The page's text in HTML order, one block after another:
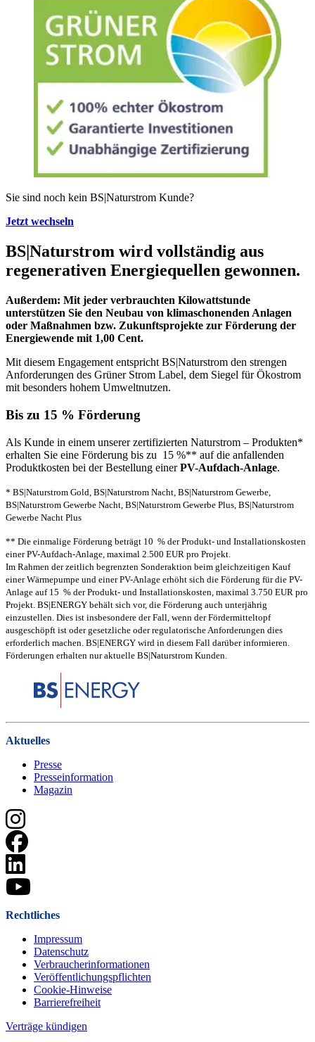
Sie sind noch kein BS|Naturstrom Kunde?
Jetzt wechseln
BSNaturstrom wird vollständig aus
regenerativen Energiequellen gewonnen.
Außerdem: Mit jeder verbrauchten Kilowattstunde
unterstützen Sie den Neubau von klimaschonenden Anlagen
oder Maßnahmen bzw. Zukunftsprojekte zur Förderung der
Energiewende mit 1,00 Cent.
Mit diesem Engagement entspricht BS|Naturstrom den strengen
Anforderungen des Grüner Strom Label, dem Siegel für Ökostrom
mit besonders hohem Umweltnutzen.
Bis zu 15 % Förderung
Als Kunde in einem unserer zertifizierten Naturstrom – Produkten*
erhalten Sie eine Förderung bis zu 15 %** auf die anfallenden
Produktkosten bei der Bestellung einerPV-Aufdach-Anlage.
* BS|Naturstrom Gold, BS|Naturstrom Nacht, BS|Naturstrom Gewerbe,
BS|Naturstrom Gewerbe Nacht, BS|Naturstrom Gewerbe Plus, BS|Naturstrom
Gewerbe Nacht Plus
** Die einmalige Förderung beträgt 10 % der Produkt- und Installationskosten
einer PV-Aufdach-Anlage, maximal 2.500 EUR pro Projekt.
Im Rahmen der zeitlich begrenzten Sonderaktion beim gleichzeitigen Kauf
einer Wärmepumpe und einer PV-Anlage erhöht sich die Förderung für die PV-
Anlage auf 15 % der Produkt- und Installationskosten, maximal 3.750 EUR pro
Projekt. BS|ENERGY behält sich vor, die Förderung auch unterjährig
einzustellen. Dies ist insbesondere der Fall, wenn der Fördermitteltopf
ausgeschöpft ist oder gesetzliche oder regulatorische Anforderungen dies
erforderlich machen. BS|ENERGY wird in diesem Fall darüber informieren.
Förderungen erhalten nur aktuelle BS|Naturstrom Kunden.
Aktuelles
Presse
Presseinformation
Magazin
Rechtliches
Impressum
Datenschutz
Verbraucherinformationen
Veröffentlichungspflichten
Cookie-Hinweise
Barrierefreiheit
Verträge kündigen